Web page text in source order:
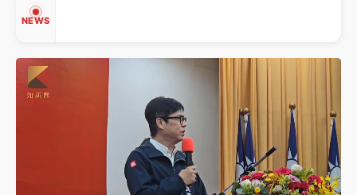
NEWS
處置制度大變革！ 證交所今起縮短股票「關禁閉」天
數與撮合時間
才續任就飛美國大學面試 清大校長高為元致歉：機會
到來時引起我的好奇
白海豚颱風解除海警 西南風來了！4縣市大雨特報、各
7月營收甫首破單月9000億元下半年續旺指
標？ 鴻海本週法說法人關注的四大重點